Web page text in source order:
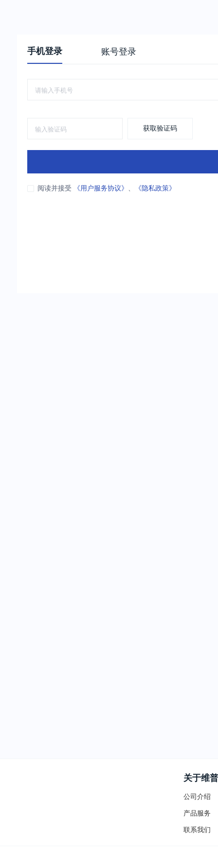
手机登录 账号登录
获取验证码
阅读并接受 《用户服务协议》 、 《隐私政策》
关于维普
公司介绍
产品服务
联系我们